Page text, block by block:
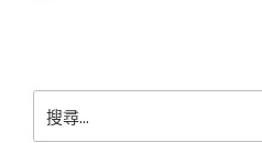
尋